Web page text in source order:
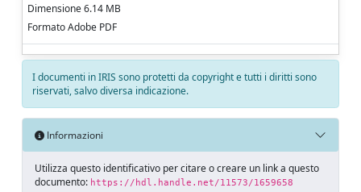
Dimensione 6.14 MB
Formato Adobe PDF
I documenti in IRIS sono protetti da copyright e tutti i diritti sono
riservati, salvo diversa indicazione.
Informazioni
Utilizza questo identificativo per citare o creare un link a questo
documento: https://hdl.handle.net/11573/1659658